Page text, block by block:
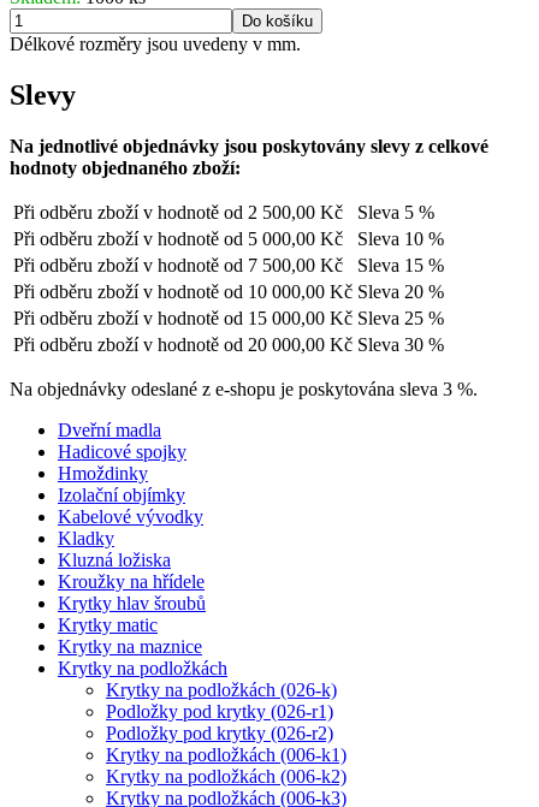
Do košíku
Délkové rozměry jsou uvedeny v mm.
Slevy
Na jednotlivé objednávky jsou poskytovány slevy z celkové
hodnoty objednaného zboží:
Při odběru zboží v hodnotě od 2 500,00 Kč
Sleva 5 %
Při odběru zboží v hodnotě od 5 000,00 Kč
Sleva 10 %
Při odběru zboží v hodnotě od 7 500,00 Kč
Sleva 15 %
Při odběru zboží v hodnotě od 10 000,00 Kč Sleva 20 %
Při odběru zboží v hodnotě od 15 000,00 Kč Sleva 25 %
Při odběru zboží v hodnotě od 20 000,00 Kč Sleva 30 %
Na objednávky odeslané z e-shopu je poskytována sleva 3 %.
Dveřní madla
Hadicové spojky
Hmoždinky
Izolační objímky
Kabelové vývodky
Kladky
Kluzná ložiska
Kroužky na hřídele
Krytky hlav šroubů
Krytky matic
Krytky na maznice
Krytky na podložkách
Krytky na podložkách (026-k)
Podložky pod krytky (026-r1)
Podložky pod krytky (026-r2)
Krytky na podložkách (006-k1)
Krytky na podložkách (006-k2)
Krytky na podložkách (006-k3)